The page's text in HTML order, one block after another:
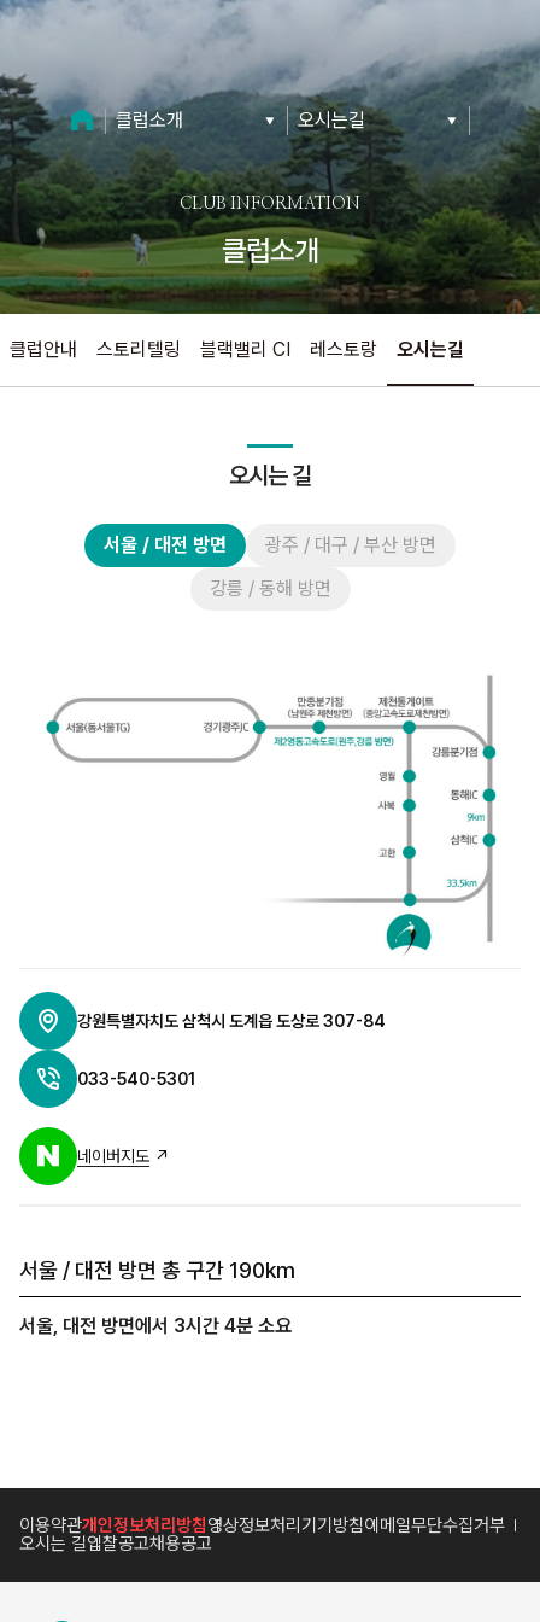
클럽소개 오시는길
CLUB INFORMATION
클럽소개
클럽안내 스토리텔링 블랙밸리 CI 레스토랑 오시는길
오시는 길
서울 / 대전 방면
광주 / 대구 / 부산 방면
강릉 / 동해 방면
강원특별자치도 삼척시 도계읍 도상로 307-84
033-540-5301
네이버지도 ↗
서울 / 대전 방면 총 구간 190km
서울, 대전 방면에서 3시간 4분 소요
이용약관개인정보처리방침영상정보처리기기방침이메일무단수집거부
오시는 길입찰공고채용공고